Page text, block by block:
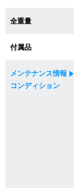
75%以上保証！中
修理依頼をする
修理・メンテン
全重量
付属品
メンテナンス情報
コンディション